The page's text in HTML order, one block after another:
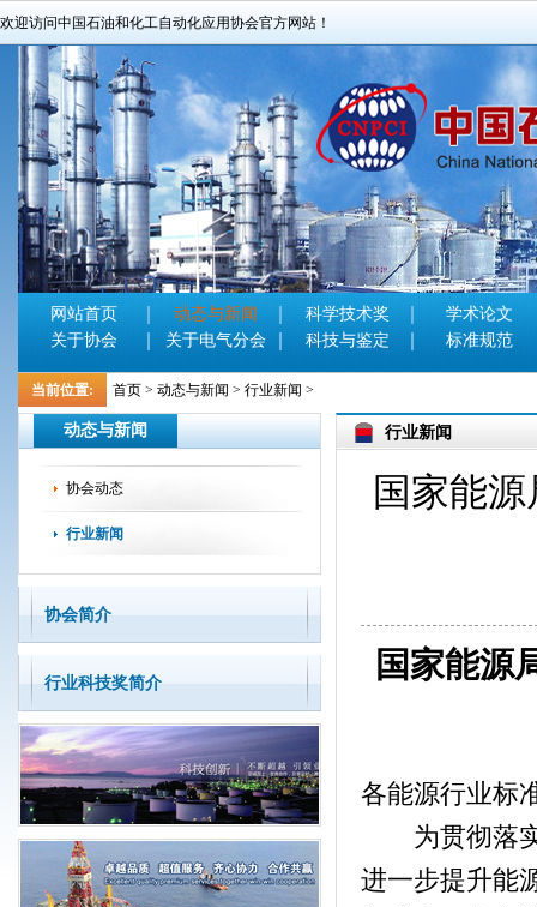
欢迎访问中国石油和化工自动化应用协会官方网站！
网站首页 动态与新闻 科学技术奖
学术论文
关于协会
关于电气分会 科技与鉴定 标准规范
当前位置: 首页 > 动态与新闻 > 行业新闻 >
动态与新闻
协会动态
行业新闻
协会简介
行业科技奖简介
行业新闻
国家能
国家能源
各能源行业标
为贯彻落实
进一步提升能